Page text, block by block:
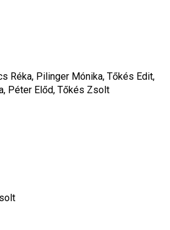
Réka, Pilinger Mónika, Tőkés Edit,
Péter Előd, Tőkés Zsolt